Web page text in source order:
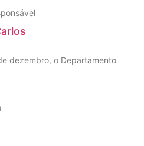
dezembro, o Departamento